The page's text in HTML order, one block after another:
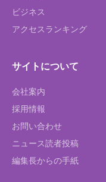
ビジネス
アクセスランキング
サイトについて
会社案内
採用情報
お問い合わせ
ニュース読者投稿
編集長からの手紙